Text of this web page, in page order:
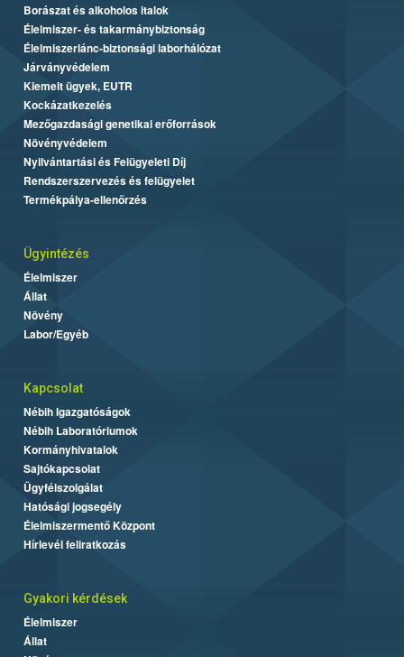
Borászat és alkoholos italok
Élelmiszer- és takarmánybiztonság
Élelmiszerlánc-biztonsági laborhálózat
Járványvédelem
Kiemelt ügyek, EUTR
Kockázatkezelés
Mezőgazdasági genetikai erőforrások
Növényvédelem
Nyilvántartási és Felügyeleti Díj
Rendszerszervezés és felügyelet
Termékpálya-ellenőrzés
Ügyintézés
Élelmiszer
Állat
Növény
Labor/Egyéb
Kapcsolat
Nébih Igazgatóságok
Nébih Laboratóriumok
Kormányhivatalok
Sajtókapcsolat
Ügyfélszolgálat
Hatósági jogsegély
Élelmiszermentő Központ
Hírlevél feliratkozás
Gyakori kérdések
Élelmiszer
Állat